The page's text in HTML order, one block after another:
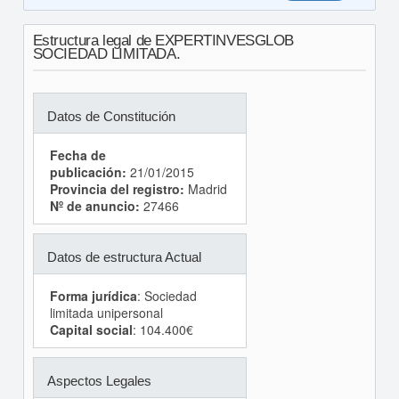
Estructura legal de EXPERTINVESGLOB
SOCIEDAD LIMITADA.
Datos de Constitución
Fecha de
publicación: 21/01/2015
Provincia del registro: Madrid
Nº de anuncio: 27466
Datos de estructura Actual
Forma jurídica: Sociedad
limitada unipersonal
Capital social: 104.400€
Aspectos Legales